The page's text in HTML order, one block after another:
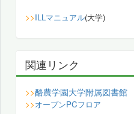
>>ILLマニュアル(大学)
関連リンク
>>酪農学園大学附属図書館
>>オープンPCフロア